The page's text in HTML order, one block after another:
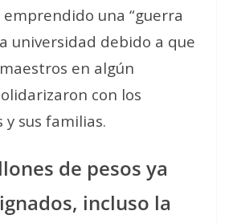
una “guerra
universidad debido a que
en algún
con los
y sus familias.
de pesos ya
incluso la